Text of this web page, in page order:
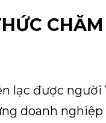
lạc được
doanh